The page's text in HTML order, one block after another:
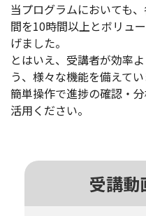
当プログラムにおいても
間を10時間以上とボリュ
げました。
とはいえ、受講者が効率
う、様々な機能を備えてい
簡単操作で進捗の確認・
活用ください。
受講動